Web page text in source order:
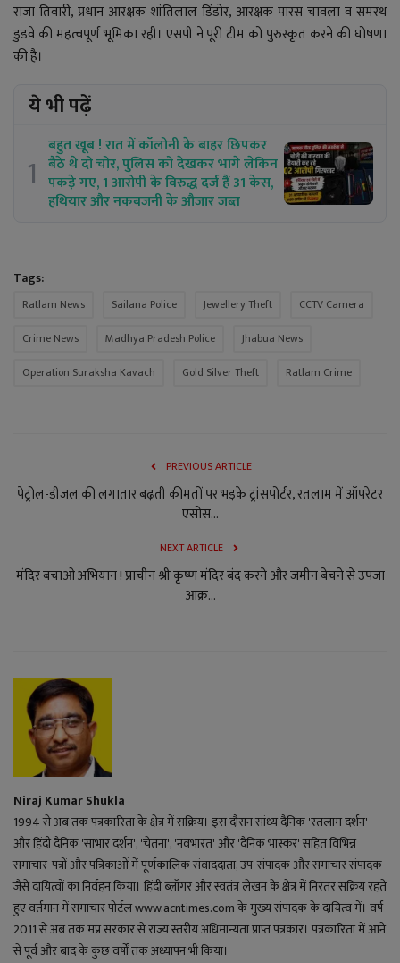
राजा तिवारी, प्रधान आरक्षक शांतिलाल डिंडोर, आरक्षक पारस चावला व समरथ
डुडवे की महत्वपूर्ण भूमिका रही। एसपी ने पूरी टीम को पुरुस्कृत करने की घोषणा
की है।
ये भी पढ़ें
1
बहुत खूब ! रात में कॉलोनी के बाहर छिपकर
बैठे थे दो चोर, पुलिस को देखकर भागे लेकिन
पकड़े गए, 1 आरोपी के विरुद्ध दर्ज हैं 31 केस,
हथियार और नकबजनी के औजार जब्त
Tags:
Ratlam News Sailana Police Jewellery Theft
CCTV Camera
Crime News
Madhya Pradesh Police
Jhabua News
Operation Suraksha Kavach
Gold Silver Theft Ratlam Crime
PREVIOUS ARTICLE
पेट्रोल-डीजल की लगातार बढ़ती कीमतों पर भड़के ट्रांसपोर्टर, रतलाम में ऑपरेटर
एसोस...
NEXT ARTICLE
मंदिर बचाओ अभियान ! प्राचीन श्री कृष्ण मंदिर बंद करने और जमीन बेचने से उपजा
आक्र...
Niraj Kumar Shukla
1994 से अब तक पत्रकारिता के क्षेत्र में सक्रिय। इस दौरान सांध्य दैनिक 'रतलाम दर्शन'
और हिंदी दैनिक 'साभार दर्शन', 'चेतना', 'नवभारत' और 'दैनिक भास्कर' सहित विभिन्न
समाचार-पत्रों और पत्रिकाओं में पूर्णकालिक संवाददाता, उप-संपादक और समाचार संपादक
जैसे दायित्वों का निर्वहन किया। हिंदी ब्लॉगर और स्वतंत्र लेखन के क्षेत्र में निरंतर सक्रिय रहते
हुए वर्तमान में समाचार पोर्टल www.acntimes.com के मुख्य संपादक के दायित्व में। वर्ष
2011 से अब तक मप्र सरकार से राज्य स्तरीय अधिमान्यता प्राप्त पत्रकार। पत्रकारिता में आने
से पूर्व और बाद के कुछ वर्षों तक अध्यापन भी किया।